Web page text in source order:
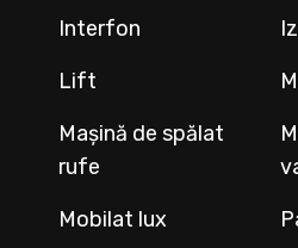
Interfon
Lift
Mașină de spălat
rufe
Mobilat lux